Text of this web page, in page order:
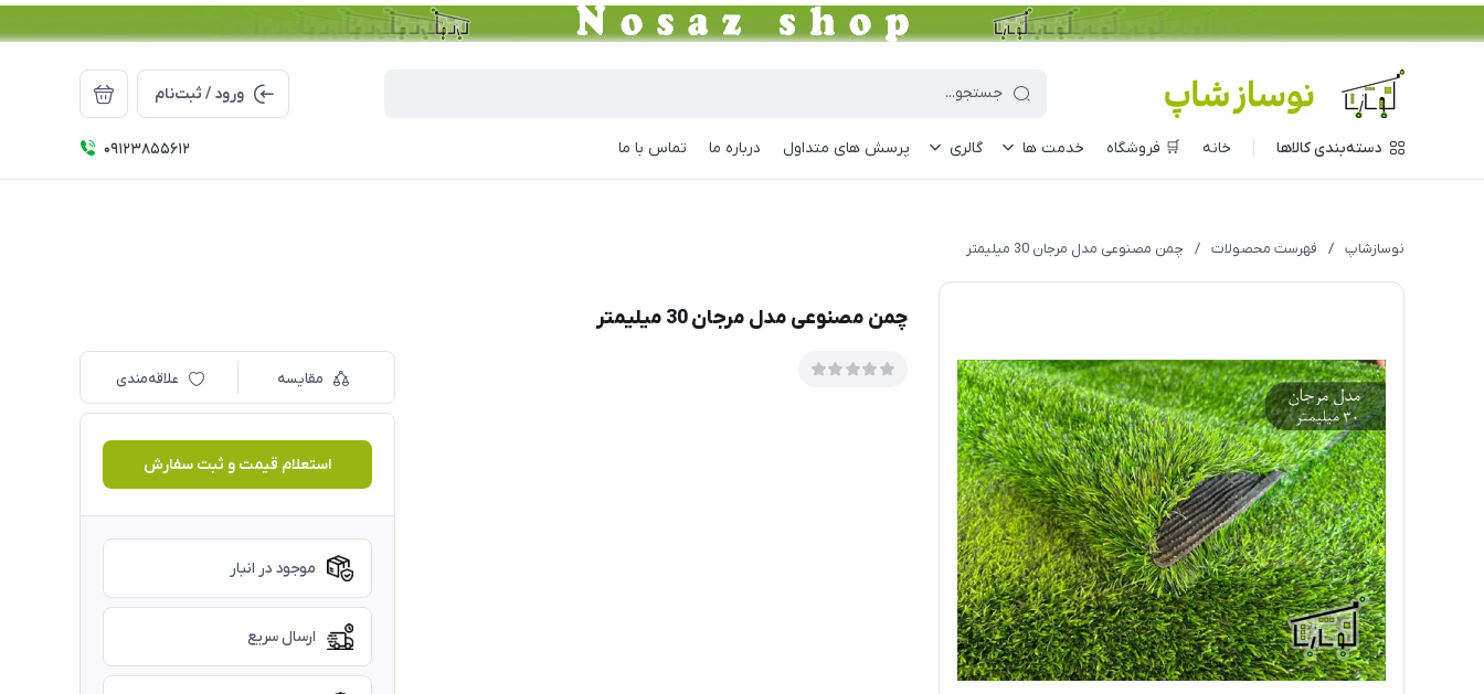
ورود / ثبت‌نام
دسته‌بندی کالاها خانه 🛒 فروشگاه خدمت ها گالری پرسش های متداول درباره ما تماس با ما 09123855612
نوسازشاپ / فهرست محصولات / چمن مصنوعی مدل مرجان 30 میلیمتر
چمن مصنوعی مدل مرجان 30 میلیمتر
مقایسه علاقه‌مندی
استعلام قیمت و ثبت سفارش
موجود در انبار
ارسال سریع